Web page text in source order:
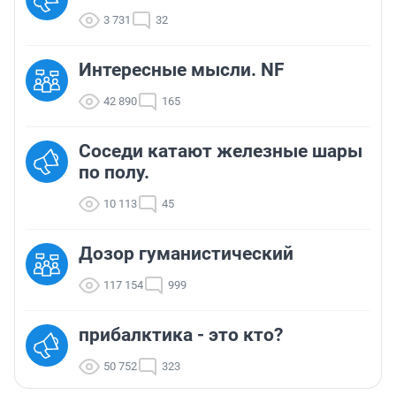
3 731 32
Интересные мысли. NF
42 890 165
Соседи катают железные шары
по полу.
10 113 45
Дозор гуманистический
117 154 999
прибалктика - это кто?
50 752 323